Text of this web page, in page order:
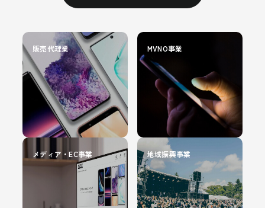
販売代理業 MVNO事業
メディア・EC事業 地域振興事業